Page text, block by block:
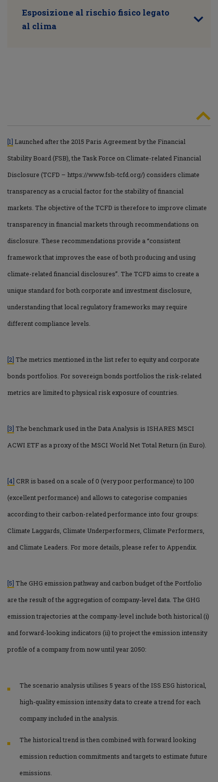
Esposizione al rischio fisico legato
al clima
[1] Launched after the 2015 Paris Agreement by the Financial
Stability Board (FSB), the Task Force on Climate-related Financial
Disclosure (TCFD – https://www.fsb-tcfd.org/) considers climate
transparency as a crucial factor for the stability of financial
markets. The objective of the TCFD is therefore to improve climate
transparency in financial markets through recommendations on
disclosure. These recommendations provide a “consistent
framework that improves the ease of both producing and using
climate-related financial disclosures”. The TCFD aims to create a
unique standard for both corporate and investment disclosure,
understanding that local regulatory frameworks may require
different compliance levels.
[2] The metrics mentioned in the list refer to equity and corporate
bonds portfolios. For sovereign bonds portfolios the risk-related
metrics are limited to physical risk exposure of countries.
[3] The benchmark used in the Data Analysis is ISHARES MSCI
ACWI ETF as a proxy of the MSCI World Net Total Return (in Euro).
[4] CRR is based on a scale of 0 (very poor performance) to 100
(excellent performance) and allows to categorise companies
according to their carbon-related performance into four groups:
Climate Laggards, Climate Underperformers, Climate Performers,
and Climate Leaders. For more details, please refer to Appendix.
[5] The GHG emission pathway and carbon budget of the Portfolio
are the result of the aggregation of company-level data. The GHG
emission trajectories at the company-level include both historical (i)
and forward-looking indicators (ii) to project the emission intensity
profile of a company from now until year 2050:
The scenario analysis utilises 5 years of the ISS ESG historical,
high-quality emission intensity data to create a trend for each
company included in the analysis.
The historical trend is then combined with forward looking
emission reduction commitments and targets to estimate future
emissions.